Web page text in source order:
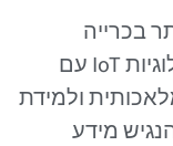
בכרייה
אורבנית היא האינטגרציה של טכנולוגיות IoT עם
ולמידת
מידע